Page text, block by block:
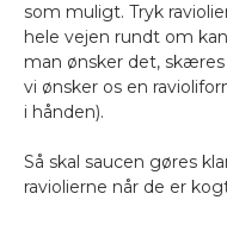
som muligt. Tryk
hele vejen rundt om
man ønsker det,
vi ønsker os en
i hånden).
Så skal saucen gøres
raviolierne når de er